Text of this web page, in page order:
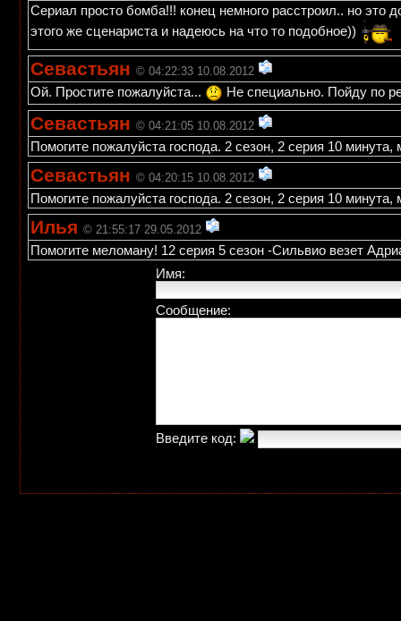
Сериал просто бомба!!! конец немного расстроил.. но
этого же сценариста и надеюсь на что то подобное))
Севастьян © 04:22:33 10.08.2012
Ой. Простите пожалуйста... Не специально. Пойду по
Севастьян © 04:21:05 10.08.2012
Помогите пожалуйста господа. 2 сезон, 2 серия 10
Севастьян © 04:20:15 10.08.2012
Помогите пожалуйста господа. 2 сезон, 2 серия 10
Илья © 21:55:17 29.05.2012
Помогите меломану! 12 серия 5 сезон -Сильвио везет
Имя:
Сообщение:
Введите код: